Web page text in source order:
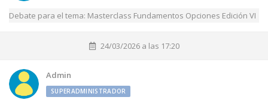
Debate para el tema: Masterclass Fundamentos Opciones Edición VI
24/03/2026 a las 17:20
Admin
SUPERADMINISTRADOR